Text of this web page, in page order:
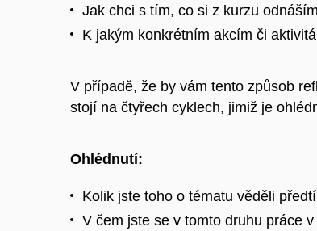
Jak chci s tím, co si z kurzu
K jakým konkrétním akcím či
V případě, že by vám tento způsob
stojí na čtyřech cyklech, jimiž je
Ohlédnutí:
Kolik jste toho o tématu věděli
V čem jste se v tomto druhu práce